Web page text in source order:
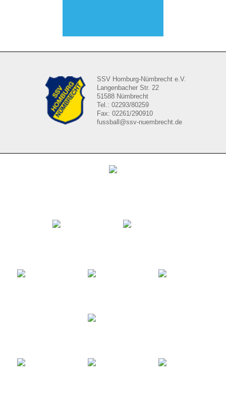
SSV Homburg-Nümbrecht e.V.
Langenbacher Str. 22
51588 Nümbrecht
Tel.: 02293/80259
Fax: 02261/290910
fussball@ssv-nuembrecht.de